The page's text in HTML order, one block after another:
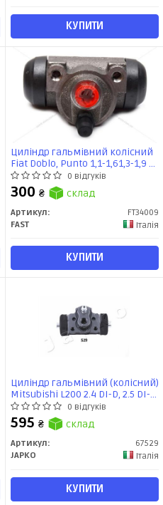
КУПИТИ
Циліндр гальмівний колісний
Fiat Doblo, Punto 1,1-1,61,3-1,9 d
(93-12) (FT34009) Fast
0 відгуків
300 ₴ склад
Артикул:
FT34009
FAST
Італія
КУПИТИ
Циліндр гальмівний (колісний)
Mitsubishi L200 2.4 DI-D, 2.5 DI-D
(04-14) (14-) (67529) JAPKO
0 відгуків
595 ₴ склад
Артикул:
67529
JAPKO
Італія
КУПИТИ